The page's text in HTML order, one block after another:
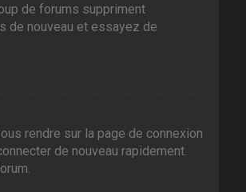
de forums suppriment
de nouveau et essayez de
rendre sur la page de connexion
de nouveau rapidement.